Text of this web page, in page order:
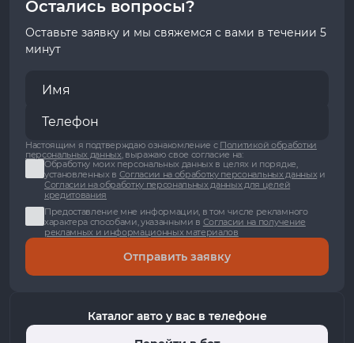
Остались вопросы?
Оставьте заявку и мы свяжемся с вами в течении 5
минут
Настоящим я подтверждаю ознакомление с Политикой обработки
персональных данных, выражаю свое согласие на:
Обработку моих персональных данных в целях и порядке,
установленных в Согласии на обработку персональных данныхи
Согласии на обработку персональных данных для целей
кредитования
Предоставление мне информации, в том числе рекламного
характера способами, указанными в Согласии на получение
рекламных и информационных материалов
Отправить заявку
Каталог авто у вас в телефоне